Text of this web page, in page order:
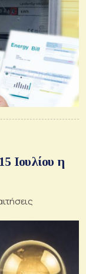
Ιουλίου η